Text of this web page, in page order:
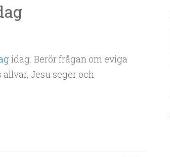
idag. Berör frågan om eviga
Jesu seger och